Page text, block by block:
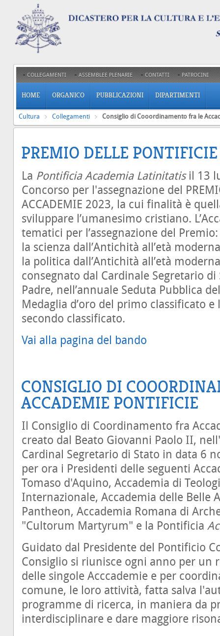
COLLEGAMENTI ASSEMBLEE PLENARIE CONTATTI PATROCINI
HOME ORGANICO PUBBLICAZIONI DIPARTIMENTI
Cultura Collegamenti Consiglio di Cooordinamento fra le
PREMIO DELLE
La Pontificia Academia Latinitatisil 13
Concorso per l'assegnazione del
ACCADEMIE 2023, la cui finalità è
sviluppare l’umanesimo cristiano.
tematici per l’assegnazione del Premio:
la scienza dall’Antichità all’età
la politica dall’Antichità all’età
consegnato dal Cardinale Segretario
Padre, nell’annuale Seduta Pubblica
Medaglia d’oro del primo classificato e
secondo classificato.
Vai alla pagina del bando
CONSIGLIO DI
ACCADEMIE PONTIFICIE
Il Consiglio di Coordinamento fra
creato dal Beato Giovanni Paolo II,
Cardinal Segretario di Stato in data 6
per ora i Presidenti delle seguenti
Tomaso d'Aquino, Accademia di
Internazionale, Accademia delle Belle
Pantheon, Accademia Romana di
"Cultorum Martyrum" e la Pontificia
Guidato dal Presidente del Pontificio
Consiglio si riunisce ogni anno per un
delle singole Acccademie e per
comune, le loro attività, fatta salva
programme di ricerca, in maniera da
interdisciplinare e dare maggiore